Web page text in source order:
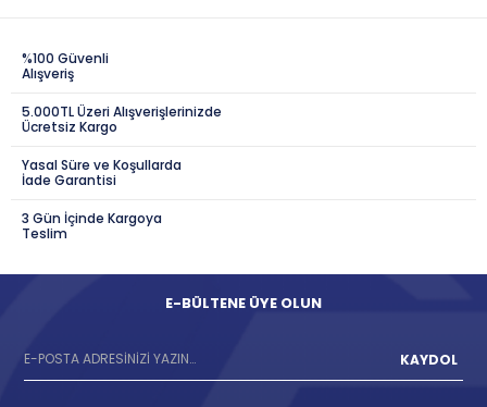
%100 Güvenli
Alışveriş
5.000TL Üzeri Alışverişlerinizde
Ücretsiz Kargo
Yasal Süre ve Koşullarda
İade Garantisi
3 Gün İçinde Kargoya
Teslim
E-BÜLTENE ÜYE OLUN
KAYDOL